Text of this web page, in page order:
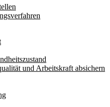
und Arbeitskraft absichern